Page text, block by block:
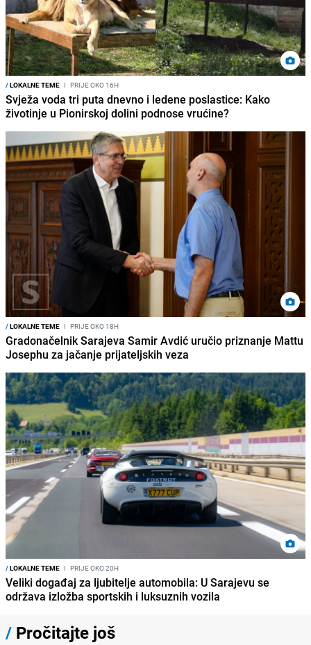
/LOKALNE TEME I PRIJE OKO 16H
Svježa voda tri puta dnevno i ledene poslastice: Kako
životinje u Pionirskoj dolini podnose vrućine?
/LOKALNE TEME I PRIJE OKO 18H
Gradonačelnik Sarajeva Samir Avdić uručio priznanje Mattu
Josephu za jačanje prijateljskih veza
/LOKALNE TEME I PRIJE OKO 20H
Veliki događaj za ljubitelje automobila: U Sarajevu se
održava izložba sportskih i luksuznih vozila
/ Pročitajte još